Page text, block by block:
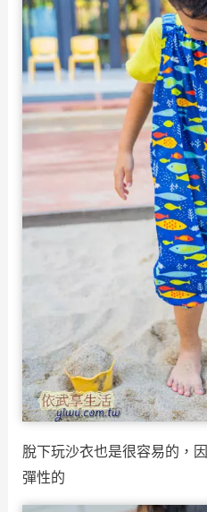
脫下玩沙衣也是很容易的，
彈性的